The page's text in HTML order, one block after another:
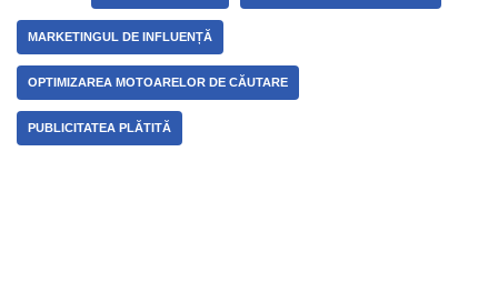
MARKETINGUL DE INFLUENȚĂ
OPTIMIZAREA MOTOARELOR DE CĂUTARE
PUBLICITATEA PLĂTITĂ